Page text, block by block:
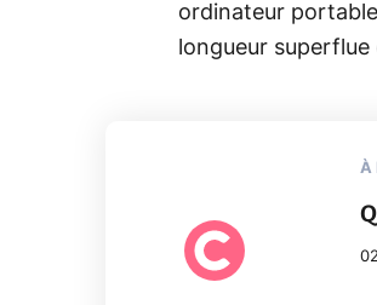
ordinateur
longueur
À